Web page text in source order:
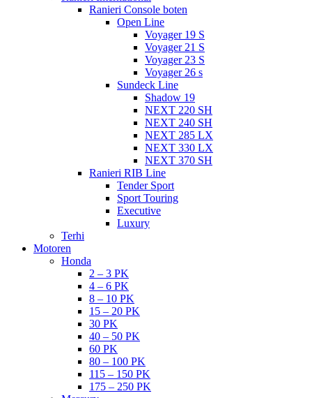
Ranieri Console boten
Open Line
Voyager 19 S
Voyager 21 S
Voyager 23 S
Voyager 26 s
Sundeck Line
Shadow 19
NEXT 220 SH
NEXT 240 SH
NEXT 285 LX
NEXT 330 LX
NEXT 370 SH
Ranieri RIB Line
Tender Sport
Sport Touring
Executive
Luxury
Terhi
Motoren
Honda
2 – 3 PK
4 – 6 PK
8 – 10 PK
15 – 20 PK
30 PK
40 – 50 PK
60 PK
80 – 100 PK
115 – 150 PK
175 – 250 PK